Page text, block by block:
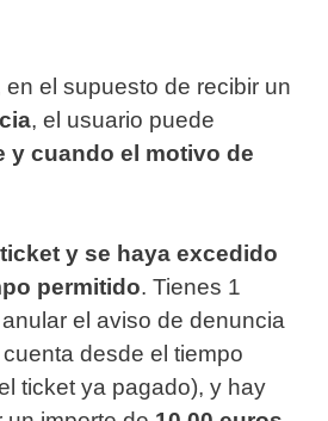
en el supuesto de recibir un
, el usuario puede
y cuando el motivo de
y se haya excedido
permitido. Tienes 1
el aviso de denuncia
desde el tiempo
ticket ya pagado), y hay